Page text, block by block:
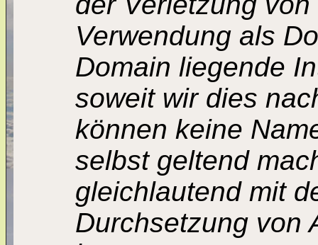
Verwendung als
Domain liegende
soweit wir dies
können keine
selbst geltend
gleichlautend mit
Durchsetzung von